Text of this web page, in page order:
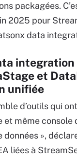
packagées.
2025 pour
data
et
unifiée
d’outils qui
et même
données »,
liées à